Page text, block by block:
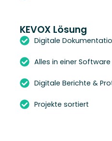
KEVOX Lösung
Digitale
Alles in einer Software
Digitale Berichte &
Projekte sortiert